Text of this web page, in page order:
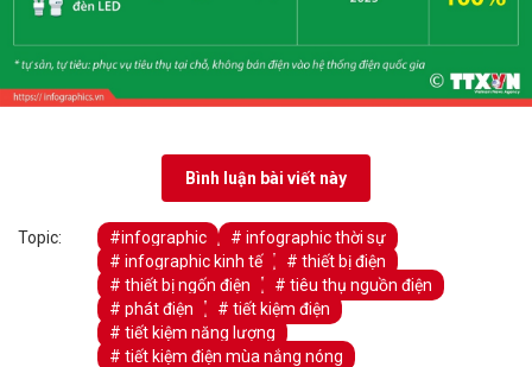
Bình luận bài viết này
Topic: #infographic
# infographic thời sự
# infographic kinh tế
# thiết bị điện
# thiết bị ngốn điện
# tiêu thụ nguồn điện
# phát điện
# tiết kiệm điện
# tiết kiệm năng lượng
# tiết kiệm điện mùa nắng nóng